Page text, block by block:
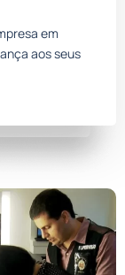
em
aos seus